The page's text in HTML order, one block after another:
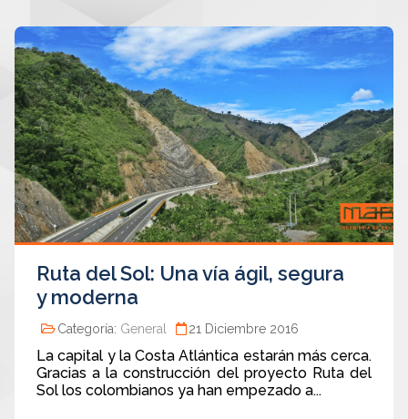
Ruta del Sol: Una vía ágil, segura
y moderna
Categoría: General 21 Diciembre 2016
La capital y la Costa Atlántica estarán más cerca.
Gracias a la construcción del proyecto Ruta del
Sol los colombianos ya han empezado a...